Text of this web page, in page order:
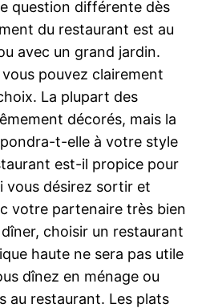
question différente dès
du restaurant est au
avec un grand jardin.
pouvez clairement
La plupart des
décorés, mais la
t-elle à votre style
est-il propice pour
vous désirez sortir et
votre partenaire très bien
choisir un restaurant
haute ne sera pas utile
dînez en ménage ou
au restaurant. Les plats